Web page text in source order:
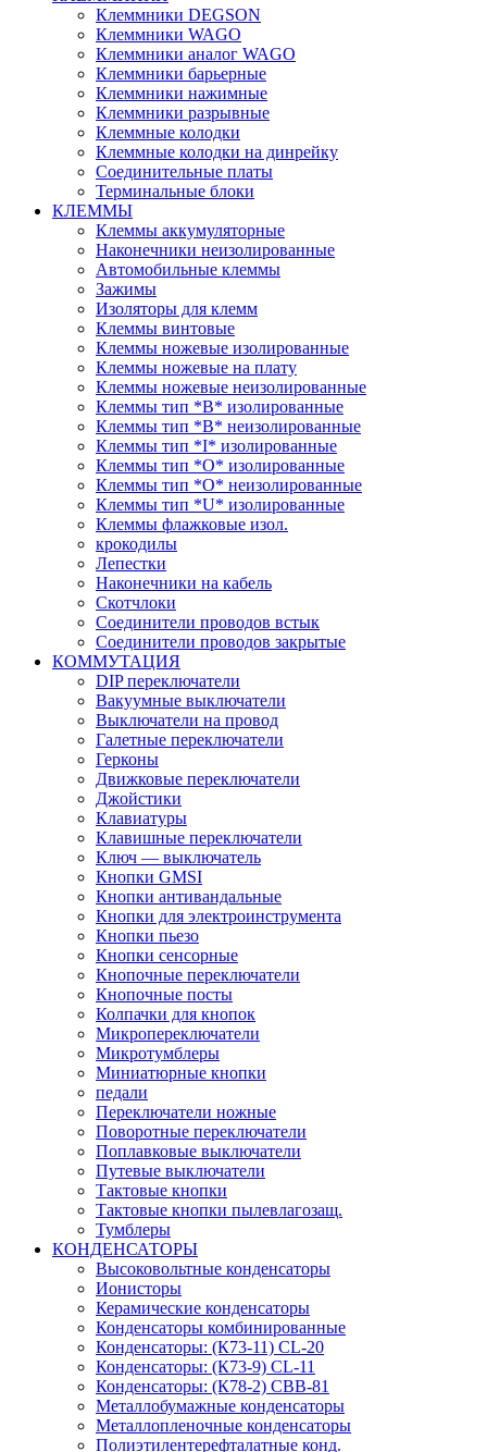
Клеммники DEGSON
Клеммники WAGO
Клеммники аналог WAGO
Клеммники барьерные
Клеммники нажимные
Клеммники разрывные
Клеммные колодки
Клеммные колодки на динрейку
Соединительные платы
Терминальные блоки
КЛЕММЫ
Клеммы аккумуляторные
Наконечники неизолированные
Автомобильные клеммы
Зажимы
Изоляторы для клемм
Клеммы винтовые
Клеммы ножевые изолированные
Клеммы ножевые на плату
Клеммы ножевые неизолированные
Клеммы тип *B* изолированные
Клеммы тип *B* неизолированные
Клеммы тип *I* изолированные
Клеммы тип *O* изолированные
Клеммы тип *O* неизолированные
Клеммы тип *U* изолированные
Клеммы флажковые изол.
крокодилы
Лепестки
Наконечники на кабель
Скотчлоки
Соединители проводов встык
Соединители проводов закрытые
КОММУТАЦИЯ
DIP переключатели
Вакуумные выключатели
Выключатели на провод
Галетные переключатели
Герконы
Движковые переключатели
Джойстики
Клавиатуры
Клавишные переключатели
Ключ — выключатель
Кнопки GMSI
Кнопки антивандальные
Кнопки для электроинструмента
Кнопки пьезо
Кнопки сенсорные
Кнопочные переключатели
Кнопочные посты
Колпачки для кнопок
Микропереключатели
Микротумблеры
Миниатюрные кнопки
педали
Переключатели ножные
Поворотные переключатели
Поплавковые выключатели
Путевые выключатели
Тактовые кнопки
Тактовые кнопки пылевлагозащ.
Тумблеры
КОНДЕНСАТОРЫ
Высоковольтные конденсаторы
Ионисторы
Керамические конденсаторы
Конденсаторы комбинированные
Конденсаторы: (К73-11) CL-20
Конденсаторы: (К73-9) CL-11
Конденсаторы: (К78-2) CBB-81
Металлобумажные конденсаторы
Металлопленочные конденсаторы
Полиэтилентерефталатные конд.